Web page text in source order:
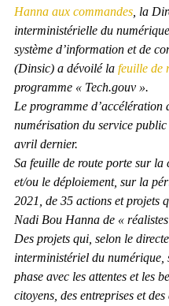
Hanna aux commandes , la
interministérielle du
système d’information et de
(Dinsic) a dévoilé la feuille de
programme « Tech.gouv ».
Le programme d’accélération
numérisation du service
avril dernier.
Sa feuille de route porte sur la
et/ou le déploiement, sur la
2021, de 35 actions et projets
Nadi Bou Hanna de « réalistes
Des projets qui, selon le
interministériel du numérique,
phase avec les attentes et les
citoyens, des entreprises et des